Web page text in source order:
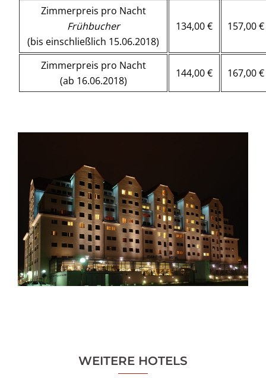
Zimmerpreis pro Nacht
Frühbucher
(bis einschließlich 15.06.2018)
134,00 € 157,00 €
Zimmerpreis pro Nacht
(ab 16.06.2018)
144,00 € 167,00 €
WEITERE HOTELS